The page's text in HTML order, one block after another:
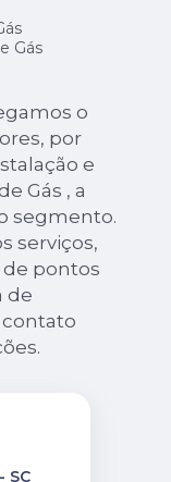
Gás
o
por
e
Gás , a
segmento.
serviços,
pontos
de
SC